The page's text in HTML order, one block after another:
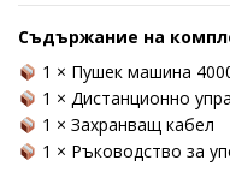
Съдържание на
1 × Пушек машина
1 × Дистанционно
1 × Захранващ кабел
1 × Ръководство за